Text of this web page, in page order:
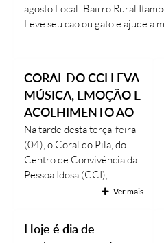
Publicações Oficiais
SIC
Carta de Serviços
Prevenção ao COVID-19
Atas - Patrimônio Histórico
Acervo de livros Biblioteca Dr.
A Nossa Cidade
agosto Local: Bairro Rural
Leve seu cão ou gato e ajude a
estar do seu pet. Vacinar é um
#ProteçãoAnimal CássiaMG
CORAL DO CCI LEVA
MÚSICA, EMOÇÃO E
ACOLHIMENTO AO
HOSPITAL CÁSSIA
Na tarde desta terça-feira
(04), o Coral do Pila, do
Centro de Convivência da
Pessoa Idosa (CCI),
realizou uma emocionante
momentos de alegria,
Ver mais
Hoje é dia de